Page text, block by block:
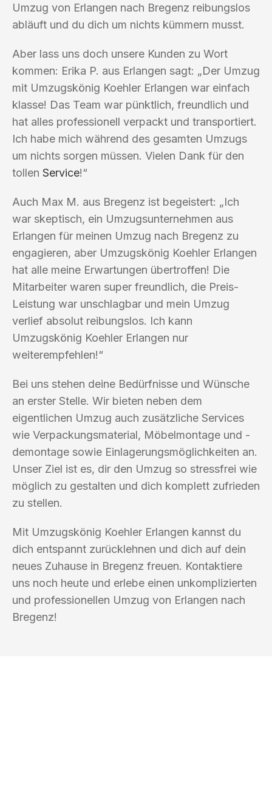
Umzug von Erlangen nach Bregenz reibungslos
abläuft und du dich um nichts kümmern musst.
Aber lass uns doch unsere Kunden zu Wort
kommen: Erika P. aus Erlangen sagt: „Der Umzug
mit Umzugskönig Koehler Erlangen war einfach
klasse! Das Team war pünktlich, freundlich und
hat alles professionell verpackt und transportiert.
Ich habe mich während des gesamten Umzugs
um nichts sorgen müssen. Vielen Dank für den
tollen Service!“
Auch Max M. aus Bregenz ist begeistert: „Ich
war skeptisch, ein Umzugsunternehmen aus
Erlangen für meinen Umzug nach Bregenz zu
engagieren, aber Umzugskönig Koehler Erlangen
hat alle meine Erwartungen übertroffen! Die
Mitarbeiter waren super freundlich, die Preis-
Leistung war unschlagbar und mein Umzug
verlief absolut reibungslos. Ich kann
Umzugskönig Koehler Erlangen nur
weiterempfehlen!“
Bei uns stehen deine Bedürfnisse und Wünsche
an erster Stelle. Wir bieten neben dem
eigentlichen Umzug auch zusätzliche Services
wie Verpackungsmaterial, Möbelmontage und -
demontage sowie Einlagerungsmöglichkeiten an.
Unser Ziel ist es, dir den Umzug so stressfrei wie
möglich zu gestalten und dich komplett zufrieden
zu stellen.
Mit Umzugskönig Koehler Erlangen kannst du
dich entspannt zurücklehnen und dich auf dein
neues Zuhause in Bregenz freuen. Kontaktiere
uns noch heute und erlebe einen unkomplizierten
und professionellen Umzug von Erlangen nach
Bregenz!